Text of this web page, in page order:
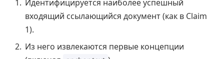
Идентифицируется наиболее успешный
входящий ссылающийся документ (как в Claim
1).
Из него извлекаются первые концепции